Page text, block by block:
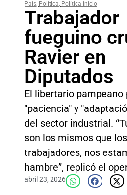
País, Política, Política inicio
Trabajador
fueguino
Ravier en
Diputados
El libertario pampeano
"paciencia" y
del sector industrial.
son los mismos que
trabajadores, nos
hambre”, replicó el
abril 23, 2026